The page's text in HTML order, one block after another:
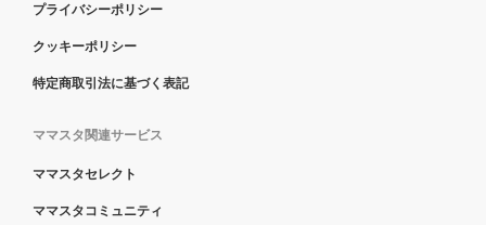
プライバシーポリシー
クッキーポリシー
特定商取引法に基づく表記
ママスタ関連サービス
ママスタセレクト
ママスタコミュニティ